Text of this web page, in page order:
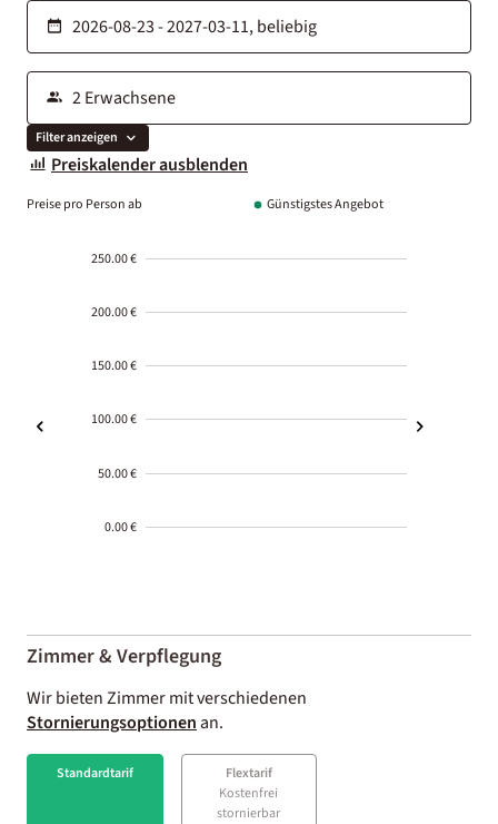
Filter anzeigen
Preiskalender ausblenden
Preise pro Person ab Günstigstes Angebot
250.00 €
200.00 €
150.00 €
100.00 €
50.00 €
0.00 €
01-02
Zimmer & Verpflegung
Wir bieten Zimmer mit verschiedenen
Stornierungsoptionenan.
Standardtarif
Flextarif
Kostenfrei
stornierbar